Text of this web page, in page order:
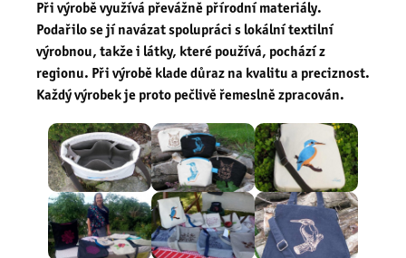
Při výrobě využívá převážně přírodní materiály.
Podařilo se jí navázat spolupráci s lokální textilní
výrobnou, takže i látky, které používá, pochází z
regionu. Při výrobě klade důraz na kvalitu a preciznost.
Každý výrobek je proto pečlivě řemeslně zpracován.